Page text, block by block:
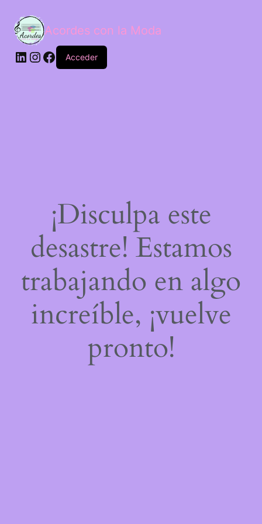
Acordes con la Moda
Acceder
¡Disculpa este
desastre! Estamos
trabajando en algo
increíble, ¡vuelve
pronto!